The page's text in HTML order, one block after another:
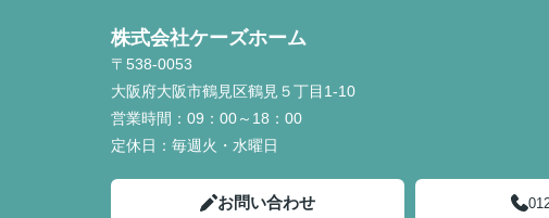
株式会社ケーズホーム
〒538-0053
大阪府大阪市鶴見区鶴見５丁目1-10
営業時間： 09：00～18：00
定休日： 毎週火・水曜日
お問い合わせ